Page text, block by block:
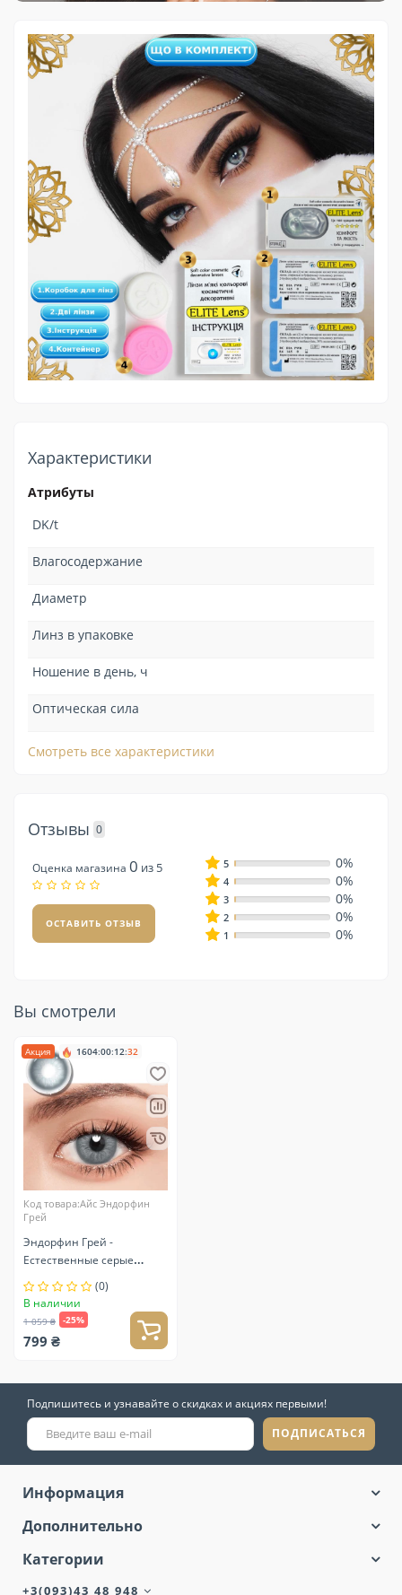
Характеристики
Атрибуты
DK/t
Влагосодержание
Диаметр
Линз в упаковке
Ношение в день, ч
Оптическая сила
Смотреть все характеристики
Отзывы 0
Оценка магазина 0 из 5
ОСТАВИТЬ ОТЗЫВ
5 0%
4 0%
3 0%
2 0%
1 0%
Вы смотрели
Акция 1604:00:12:31
Код товара:Айс Эндорфин
Грей
Эндорфин Грей -
Естественные серые
линзы контактные
(0)
В наличии
1 059 ₴ -25%
799 ₴
Подпишитесь и узнавайте о скидках и акциях первыми!
ПОДПИСАТЬСЯ
Информация
Дополнительно
Категории
+3(093)43 48 948